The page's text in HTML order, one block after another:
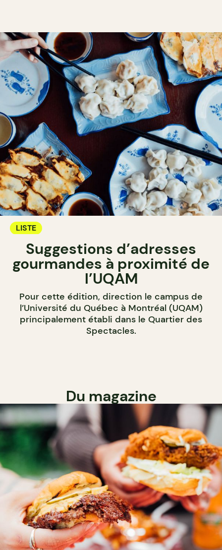
LISTE
Suggestions d’adresses
gourmandes à proximité de
l’UQAM
Pour cette édition, direction le campus de
l’Université du Québec à Montréal (UQAM)
principalement établi dans le Quartier des
Spectacles.
Du magazine